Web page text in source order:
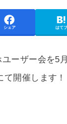
シェア はてブ
ーザー会を5
て開催します！